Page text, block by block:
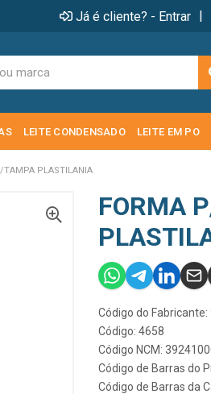
Já é cliente? - Entrar |
LEITE CONDENSADO LEITE EM PO
TAMPA PLASTILANIA
FORMA
Código do
Código: 4658
Código NCM:
Código de Barras do
Código de Barras da